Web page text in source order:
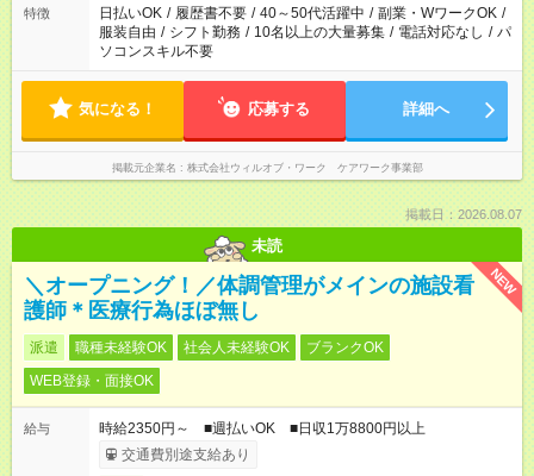
特徴 日払いOK / 履歴書不要 / 40～50代活躍中 / 副業・WワークOK /
服装自由 / シフト勤務 / 10名以上の大量募集 / 電話対応なし / パ
ソコンスキル不要
気になる！ 応募する 詳細へ
掲載元企業名 株式会社ウィルオブ・ワーク ケアワーク事業部
掲載日：2026.08.07
未読
NEW
＼オープニング！／体調管理がメインの施設看
護師＊医療行為ほぼ無し
派遣 職種未経験OK 社会人未経験OK
ブランクOK
WEB登録・面接OK
給与
時給2350円～ ■週払いOK ■日収1万8800円以上
交通費別途支給あり